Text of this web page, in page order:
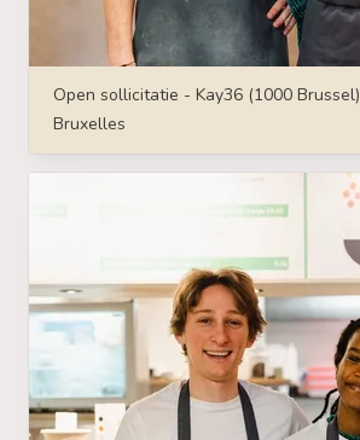
Open sollicitatie - Kay36 (1000 Brussel)
Bruxelles